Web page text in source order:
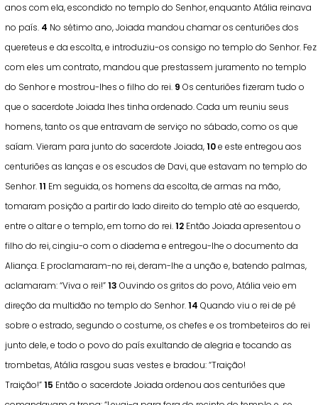
anos com ela, escondido no templo do Senhor, enquanto Atália reinava
no país. 4 No sétimo ano, Joiada mandou chamar os centuriões dos
quereteus e da escolta, e introduziu-os consigo no templo do Senhor. Fez
com eles um contrato, mandou que prestassem juramento no templo
do Senhor e mostrou-lhes o filho do rei. 9 Os centuriões fizeram tudo o
que o sacerdote Joiada lhes tinha ordenado. Cada um reuniu seus
homens, tanto os que entravam de serviço no sábado, como os que
saíam. Vieram para junto do sacerdote Joiada,10e este entregou aos
centuriões as lanças e os escudos de Davi, que estavam no templo do
Senhor.11 Em seguida, os homens da escolta, de armas na mão,
tomaram posição a partir do lado direito do templo até ao esquerdo,
entre o altar e o templo, em torno do rei.12 Então Joiada apresentou o
filho do rei, cingiu-o com o diadema e entregou-lhe o documento da
Aliança. E proclamaram-no rei, deram-lhe a unção e, batendo palmas,
aclamaram: “Viva o rei!”13 Ouvindo os gritos do povo, Atália veio em
direção da multidão no templo do Senhor.14 Quando viu o rei de pé
sobre o estrado, segundo o costume, os chefes e os trombeteiros do rei
junto dele, e todo o povo do país exultando de alegria e tocando as
trombetas, Atália rasgou suas vestes e bradou: “Traição!
Traição!”15 Então o sacerdote Joiada ordenou aos centuriões que